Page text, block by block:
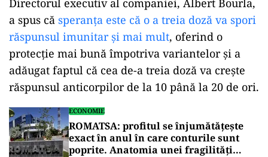
Directorul executiv al companiei, Albert Bourla,
a spus că speranța este că o a treia doză va spori
răspunsul imunitar și mai mult, oferind o
protecție mai bună împotriva variantelor și a
adăugat faptul că cea de-a treia doză va crește
răspunsul anticorpilor de la 10 până la 20 de ori.
ECONOMIE
ROMATSA: profitul se înjumătățește
exact în anul în care conturile sunt
poprite. Anatomia unei fragilități